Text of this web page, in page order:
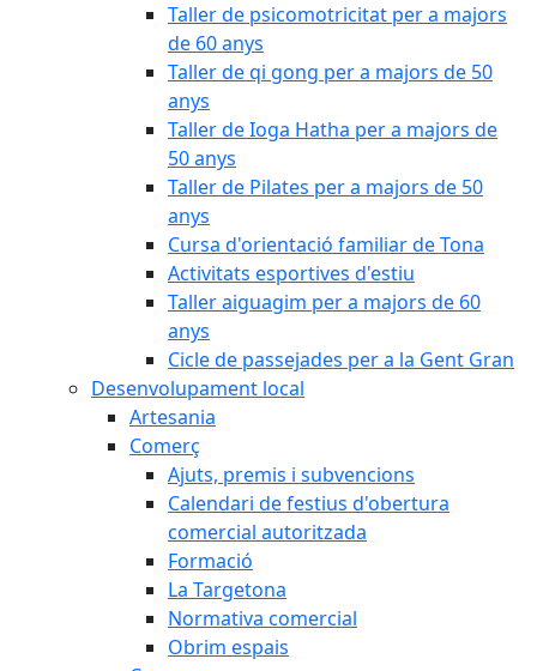
Taller de psicomotricitat per a majors
de 60 anys
Taller de qi gong per a majors de 50
anys
Taller de Ioga Hatha per a majors de
50 anys
Taller de Pilates per a majors de 50
anys
Cursa d'orientació familiar de Tona
Activitats esportives d'estiu
Taller aiguagim per a majors de 60
anys
Cicle de passejades per a la Gent Gran
Desenvolupament local
Artesania
Comerç
Ajuts, premis i subvencions
Calendari de festius d'obertura
comercial autoritzada
Formació
La Targetona
Normativa comercial
Obrim espais